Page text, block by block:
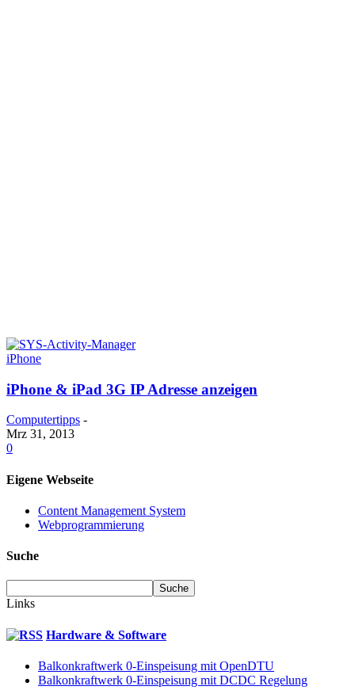
iPhone
iPhone & iPad 3G IP Adresse anzeigen
Computertipps -
Mrz 31, 2013
0
Eigene Webseite
Content Management System
Webprogrammierung
Suche
Links
Hardware & Software
Balkonkraftwerk 0-Einspeisung mit OpenDTU
Balkonkraftwerk 0-Einspeisung mit DCDC Regelung